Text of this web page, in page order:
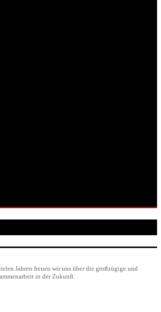
Jahren freuen wir uns über die großzügige und
in der Zukunft.